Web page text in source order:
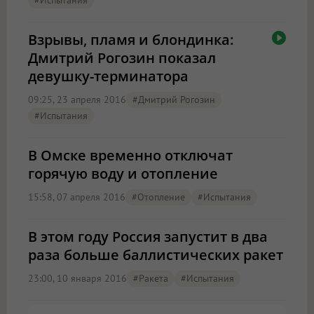
Взрывы, пламя и блондинка:
Дмитрий Рогозин показал
девушку-терминатора
09:25, 23 апреля 2016 #Дмитрий Рогозин
#испытания
В Омске временно отключат
горячую воду и отопление
15:58, 07 апреля 2016 #отопление #испытания
В этом году Россия запустит в два
раза больше баллистических ракет
23:00, 10 января 2016 #ракета #испытания